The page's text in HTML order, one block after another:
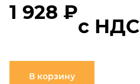
1 928 ₽
с НДС
В корзину